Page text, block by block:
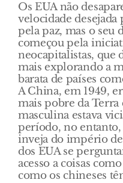
Os EUA não
velocidade desejada
pela paz, mas o seu
começou pela
neocapitalistas, que
mais explorando a
barata de países
A China, em 1949,
mais pobre da Terra
masculina estava
período, no entanto,
inveja do império
dos EUA se
acesso a coisas
como os chineses